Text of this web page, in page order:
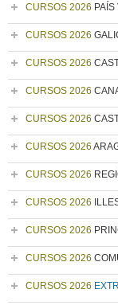
CURSOS 2026
CURSOS 2026
CURSOS 2026
CURSOS 2026
CURSOS 2026
CURSOS 2026
CURSOS 2026
CURSOS 2026
CURSOS 2026
CURSOS 2026
CURSOS 2026